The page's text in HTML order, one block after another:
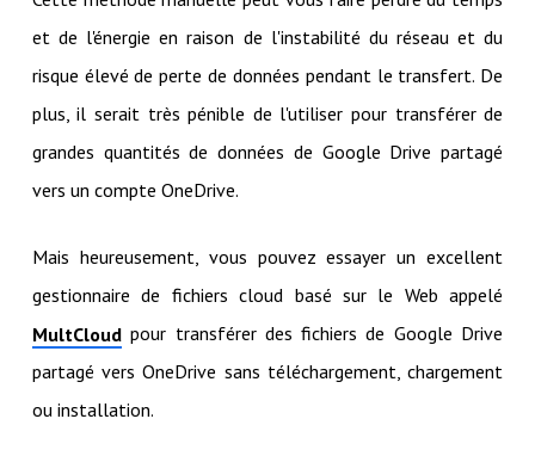
et de l'énergie en raison de l'instabilité du réseau et du
risque élevé de perte de données pendant le transfert. De
plus, il serait très pénible de l'utiliser pour transférer de
grandes quantités de données de Google Drive partagé
vers un compte OneDrive.
Mais heureusement, vous pouvez essayer un excellent
gestionnaire de fichiers cloud basé sur le Web appelé
MultCloudpour transférer des fichiers de Google Drive
partagé vers OneDrive sans téléchargement, chargement
ou installation.